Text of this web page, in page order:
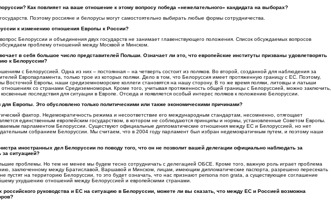
Как повлияет на ваше отношение к этому вопросу победа «нежелательного» кандидата на выборах?
Поэтому россияне и белорусы могут самостоятельно выбирать любые формы сотрудничества.
к изменению отношения Европы к России?
Белоруссии и объединения двух государств не занимает главенствующего положения. Список обсуждаемых вопросов
проблему отношений между Москвой и Минском.
в себя большое число представителей Польши. Означает ли это, что европейские институты призваны удовлетворять
к Белоруссии?
с Белоруссией. Одна из них – постоянная – на четверть состоит из поляков. Во второй, созданной для наблюдения за
Европарламента, только трое из которых поляки. Дело в том, что Белоруссия имеет протяженную границу с ЕС. Поэтому,
Восточной Европы, наши средиземноморские коллеги становятся на нашу сторону. В то же время поляки, литовцы и латыши
со странами Средиземноморья. Кроме того, учитывая протяженность общей границы с Белоруссией, можно заключить,
последствия для ситуации в Европе. Отсюда и появляется особый интерес поляков к положению Белоруссии.
Европы. Это обусловлено только политическими или также экономическими причинами?
фактор. Недемократичность режима и несоответствие его международным стандартам, несомненно, отягощает
единственным европейским государством, в котором не соблюдаются принципы и нормы, установленные Советом Европы.
парламентом Белоруссии. Существуют официальные дипломатические отношения между ЕС и Белоруссией, но нет
собранием Белоруссии. Мы считаем, что в 2004 году парламент был избран недемократичным путем, и поэтому наши
иностранных дел Белоруссии по поводу того, что он не позволит вашей делегации официально наблюдать за
ситуацией?
проблемы. Но тем не менее мы будем тесно сотрудничать с делегацией ОБСЕ. Кроме того, важную роль играет проблема
заключенному между Братиславой, Варшавой и Минском, лицам, имеющим дипломатические паспорта, разрешено пересекать
пустят на территорию Белоруссии, то это будет означать, что нас признают persona non grata, а существующее соглашение
ухудшению отношений между Белоруссией и европейскими странами.
российского руководства и ЕС на ситуацию в Белоруссии, можете ли вы сказать, что между ЕС и Россией возможна